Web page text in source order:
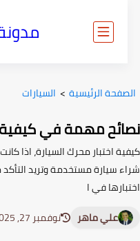
الرئيسية> السيارات
مهمة في كيفية
اختبار محرك السيارة، اذا
سيارة مستخدمة وتريد التأكد
في ا
علي ماهر
نوفمبر 27, 2025